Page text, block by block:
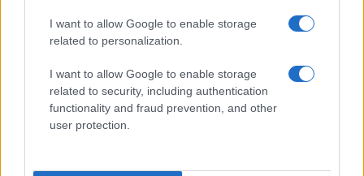
I want to allow Google to enable storage
related to personalization.
I want to allow Google to enable storage
related to security, including authentication
functionality and fraud prevention, and other
user protection.
curiosidades
Dominar las bases de los postres: cremas, siropes y
Cómo preparar arroz con leche sedoso con
proporciones perfectas y aromas irresistibles